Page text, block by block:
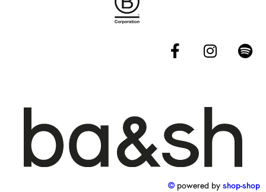
powered by shop-shop ©️